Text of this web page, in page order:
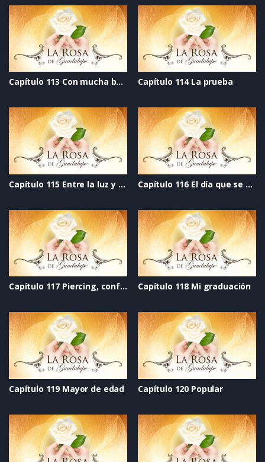
Capítulo 113 Con mucha bateria Capítulo 114 La prueba
Capítulo 115 Entre la luz y la oscuridad Capítulo 116 El día que se acabó el mundo
Capítulo 117 Piercing, confianza perforada Capítulo 118 Mi graduación
Capítulo 119 Mayor de edad Capítulo 120 Popular